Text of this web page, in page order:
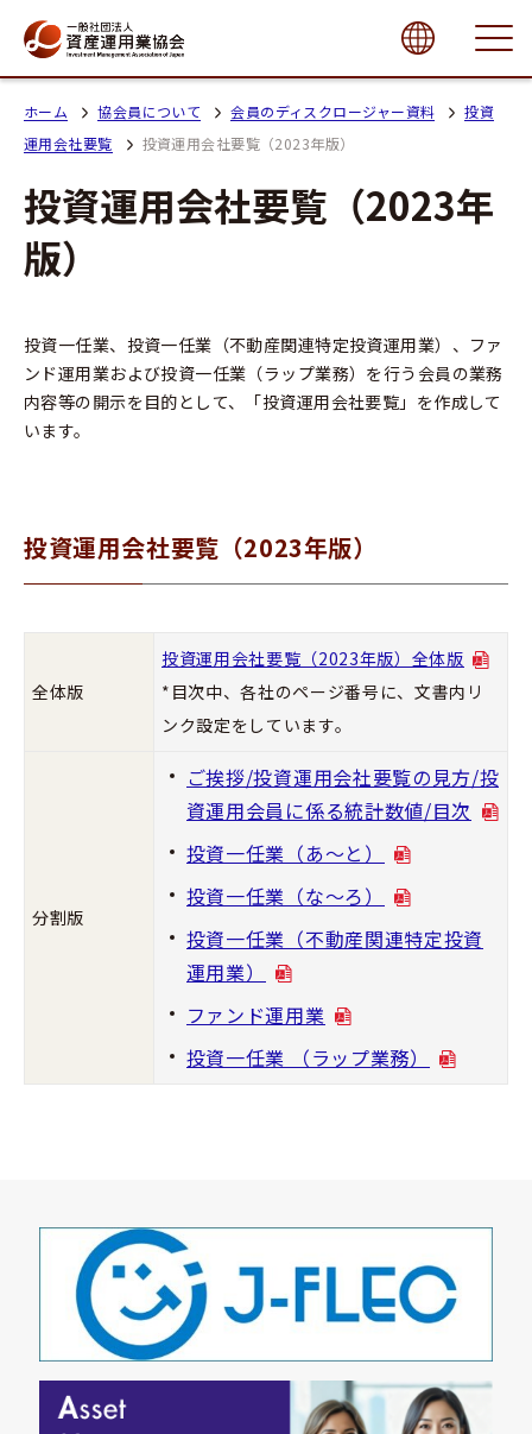
close
ホーム 協会員について 会員のディスクロージャー資料
投資
運用会社要覧
投資運用会社要覧（2023年版）
投資運用会社要覧（2023年
版）
投資一任業、投資一任業（不動産関連特定投資運用業）、ファ
ンド運用業および投資一任業（ラップ業務）を行う会員の業務
内容等の開示を目的として、「投資運用会社要覧」を作成して
います。
投資運用会社要覧（2023年版）
全体版
投資運用会社要覧（2023年版）全体版
*目次中、各社のページ番号に、文書内リ
ンク設定をしています。
分割版
ご挨拶/投資運用会社要覧の見方/投
資運用会員に係る統計数値/目次
投資一任業（あ～と）
投資一任業（な～ろ）
投資一任業（不動産関連特定投資
運用業）
ファンド運用業
投資一任業 （ラップ業務）